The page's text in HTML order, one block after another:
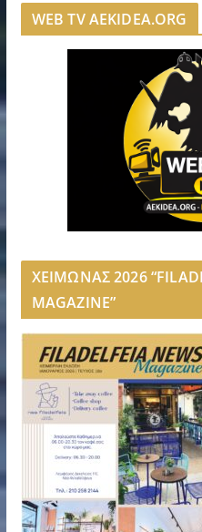
WEB TV AEKIDEA.ORG
ΧΕΙΜΩΝΑΣ 2026
MAGAZINE”